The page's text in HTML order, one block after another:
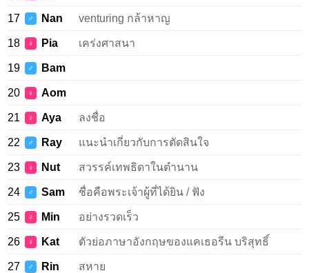
17 ♂ Nan venturing กล้าหาญ
18 ♀ Pia เคร่งศาสนา
19 ♂ Bam
20 ♀ Aom
21 ♀ Aya ลงชื่อ
22 ♂ Ray แนะนำเกี่ยวกับการตัดสินใจ
23 ♀ Nut สวรรค์เทพธิดาในตำนาน
24 ♂ Sam ชื่อคือพระเจ้าผู้ที่ได้ยิน / ฟัง
25 ♀ Min อย่างรวดเร็ว
26 ♀ Kat ตัวย่อภาษาอังกฤษของแคเธอรีน บริสุทธิ์
27 ♂ Rin สหาย